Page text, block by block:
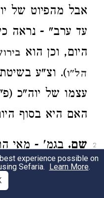
אבל מהפיוט של
עד ערב" - נראה
היום, וכן הוא
הל"ו). וצ"ע
עצמו של יוה"כ
האם היא בסוף
2 שם.בגמ' - מאי
פסקהרמב"ם (פ"י
ט"ז בניסן אסור
experience possible on
Sefaria. Learn More.